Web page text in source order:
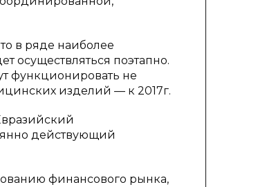
в ряде наиболее
осуществляться поэтапно.
функционировать не
изделий — к 2017г.
действующий
финансового рынка,